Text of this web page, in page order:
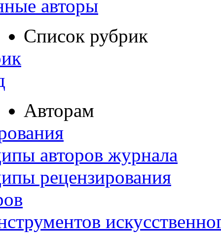
авторы
Список рубрик
Авторам
авторов журнала
рецензирования